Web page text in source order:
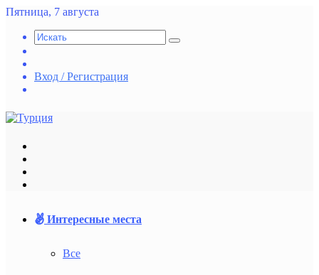
Пятница, 7 августа
Искать
статья
Вход / Регистрация
Интересные места
Все